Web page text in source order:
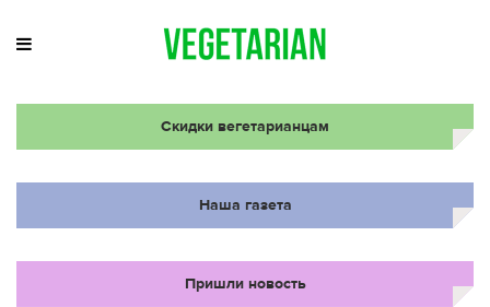
Скидки вегетарианцам
Наша газета
Пришли новость